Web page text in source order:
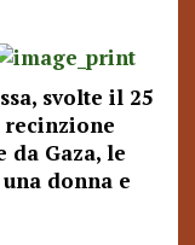
svolte il 25
da Gaza, le
donna e